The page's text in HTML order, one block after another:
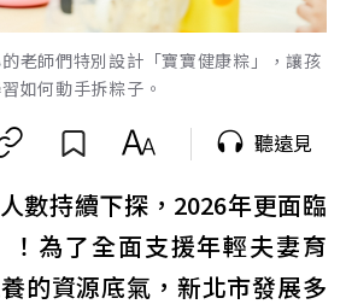
老師們特別設計「寶寶健康粽」，讓孩
如何動手拆粽子。
聽遠見
數持續下探，2026年更面臨
！為了全面支援年輕夫妻育
的資源底氣，新北市發展多